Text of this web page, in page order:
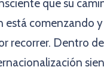
que su
está comenzando
recorrer. Dentro